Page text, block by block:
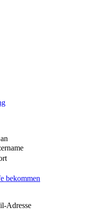
bekommen
Adresse